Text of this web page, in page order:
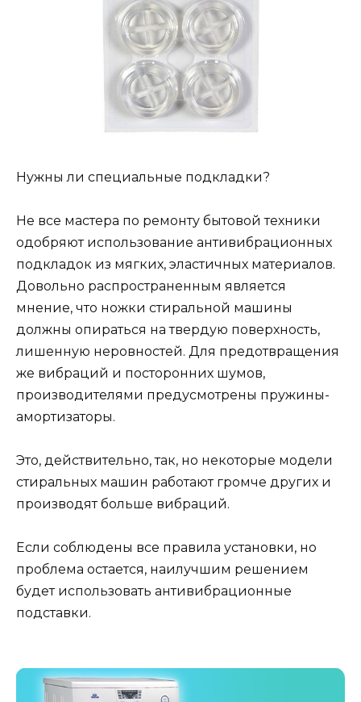
Нужны ли специальные подкладки?
Не все мастера по ремонту бытовой техники
одобряют использование антивибрационных
подкладок из мягких, эластичных материалов.
Довольно распространенным является
мнение, что ножки стиральной машины
должны опираться на твердую поверхность,
лишенную неровностей. Для предотвращения
же вибраций и посторонних шумов,
производителями предусмотрены пружины-
амортизаторы.
Это, действительно, так, но некоторые модели
стиральных машин работают громче других и
производят больше вибраций.
Если соблюдены все правила установки, но
проблема остается, наилучшим решением
будет использовать антивибрационные
подставки.